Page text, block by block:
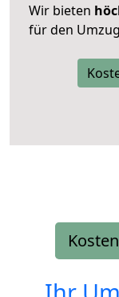
Wir bieten
für den